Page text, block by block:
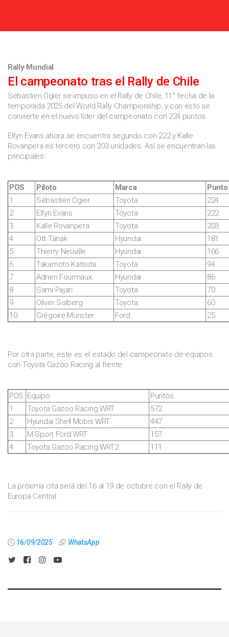
Rally Mundial
El campeonato tras el Rally de Chile
Sébastien Ogier se impuso en el Rally de Chile, 11° fecha de la
temporada 2025 del World Rally Championship, y con esto se
convierte en el nuevo líder del campeonato con 224 puntos.
Elfyn Evans ahora se encuentra segundo con 222 y Kalle
Rovanpera es tercero con 203 unidades. Así se encuentran las
principales:
POS Piloto Marca
1
Sébastien Ogier Toyota
224
2
Elfyn Evans Toyota
222
3
Kalle Rovanperä Toyota
203
4
Ott Tänak Hyundai
181
5
Thierry Neuville Hyundai
166
6
Takamoto Katsuta Toyota
94
7
Adrien Fourmaux Hyundai
86
8
Sami Pajari Toyota
70
9
Oliver Solberg Toyota
60
10
Grégoire Munster Ford 25
Por otra parte, este es el estado del campeonato de equipos
con Toyota Gazoo Racing al frente:
POS Equipo
Puntos
1
Toyota Gazoo Racing WRT
572
2
Hyundai Shell Mobis WRT
447
3
M-Sport Ford WRT
157
4
Toyota Gazoo Racing WRT2 111
La próxima cita será del 16 al 19 de octubre con el Rally de
Europa Central.
16/09/2025 WhatsApp